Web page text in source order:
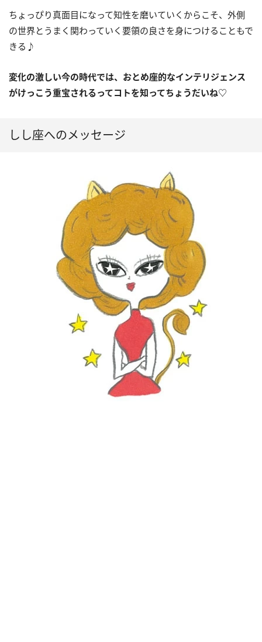
ちょっぴり真面目になって知性を磨いていくからこそ、外側
の世界とうまく関わっていく要領の良さを身につけることもで
きる♪
変化の激しい今の時代では、おとめ座的なインテリジェンス
がけっこう重宝されるってコトを知ってちょうだいね♡
しし座へのメッセージ